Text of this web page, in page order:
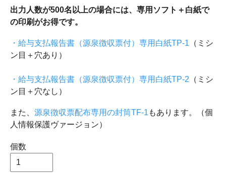
出力人数が500名以上の場合には、専用ソフト＋白紙で
の印刷がお得です。
・給与支払報告書（源泉徴収票付）専用白紙TP-1 （ミシ
ン目＋穴あり）
・給与支払報告書（源泉徴収票付）専用白紙TP-2 （ミシ
ン目＋穴なし）
また、 源泉徴収票配布専用の封筒TF-1 もあります。（個
人情報保護ヴァージョン）
個数